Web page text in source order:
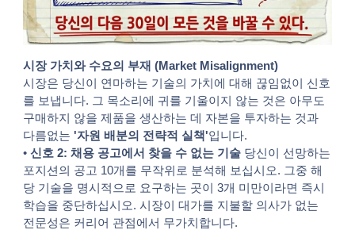
시장 가치와 수요의 부재 (Market Misalignment)
시장은 당신이 연마하는 기술의 가치에 대해 끊임없이 신호
를 보냅니다. 그 목소리에 귀를 기울이지 않는 것은 아무도
구매하지 않을 제품을 생산하는 데 자본을 투자하는 것과
다름없는 '자원 배분의 전략적 실책'입니다.
• 신호 2: 채용 공고에서 찾을 수 없는 기술 당신이 선망하는
포지션의 공고 10개를 무작위로 분석해 보십시오. 그중 해
당 기술을 명시적으로 요구하는 곳이 3개 미만이라면 즉시
학습을 중단하십시오. 시장이 대가를 지불할 의사가 없는
전문성은 커리어 관점에서 무가치합니다.